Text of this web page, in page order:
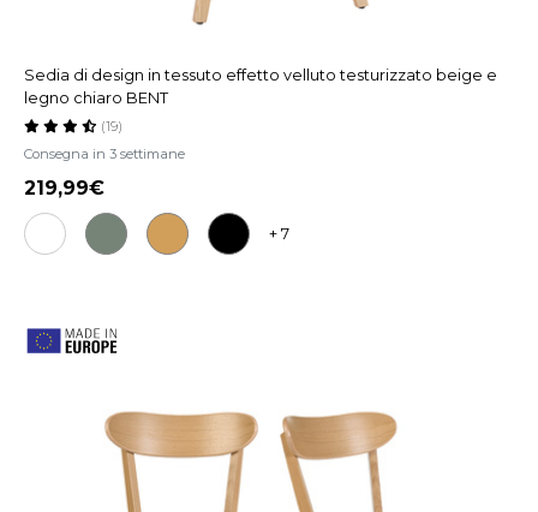
Sedia di design in tessuto effetto velluto testurizzato beige e
legno chiaro BENT
Consegna in 3 settimane
(19)
219,99
+ 7